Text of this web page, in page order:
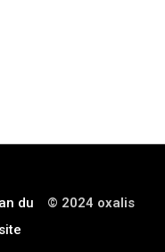
du
site
© 2024 oxalis